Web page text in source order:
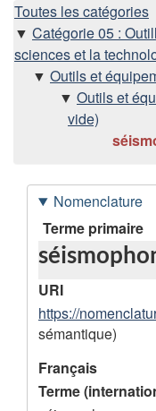
H
i
Toutes les catégories
Catégorie 05 :
sciences et la
Outils et
Outils et
vide)
Nomenclature
D
o
n
n
é
e
s
Terme primaire
URI
https://
sémantique)
Français
Terme